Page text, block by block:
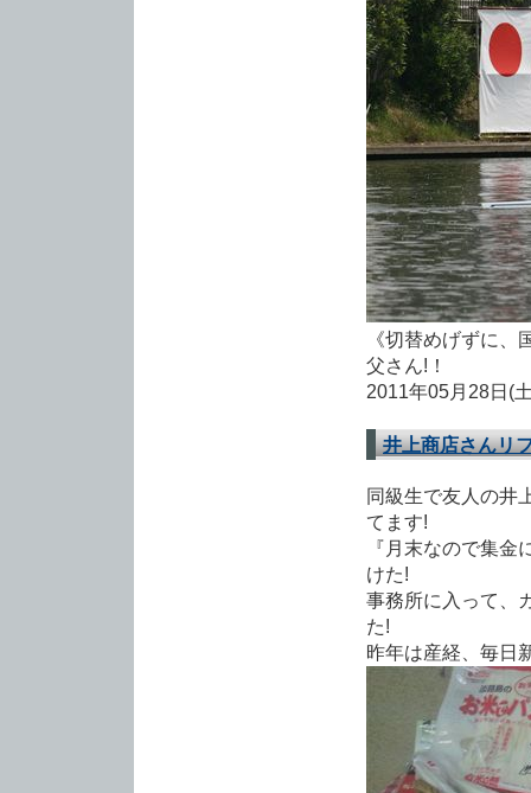
《切替めげずに
父さん!！
2011年05月28日(
井上商店さんリ
同級生で友人の井
てます!
『月末なので集
けた!
事務所に入って、
た!
昨年は産経、毎日